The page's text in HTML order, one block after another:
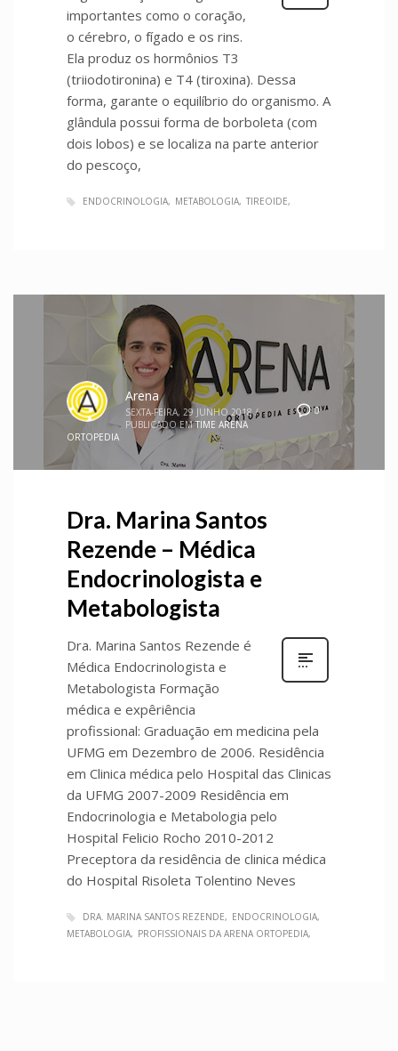
importantes como o coração,
o cérebro, o fígado e os rins.
Ela produz os hormônios T3
(triiodotironina) e T4 (tiroxina). Dessa
forma, garante o equilíbrio do organismo. A
glândula possui forma de borboleta (com
dois lobos) e se localiza na parte anterior
do pescoço,
ENDOCRINOLOGIA METABOLOGIA TIREOIDE
0
Arena
SEXTA-FEIRA, 29 JUNHO 2018 /
PUBLICADO EM TIME ARENA
ORTOPEDIA
Dra. Marina Santos
Rezende – Médica
Endocrinologista e
Metabologista
Dra. Marina Santos Rezende é
Médica Endocrinologista e
Metabologista Formação
médica e expêriência
profissional: Graduação em medicina pela
UFMG em Dezembro de 2006. Residência
em Clinica médica pelo Hospital das Clinicas
da UFMG 2007-2009 Residência em
Endocrinologia e Metabologia pelo
Hospital Felicio Rocho 2010-2012
Preceptora da residência de clinica médica
do Hospital Risoleta Tolentino Neves
DRA. MARINA SANTOS REZENDE
ENDOCRINOLOGIA
METABOLOGIA
PROFISSIONAIS DA ARENA ORTOPEDIA